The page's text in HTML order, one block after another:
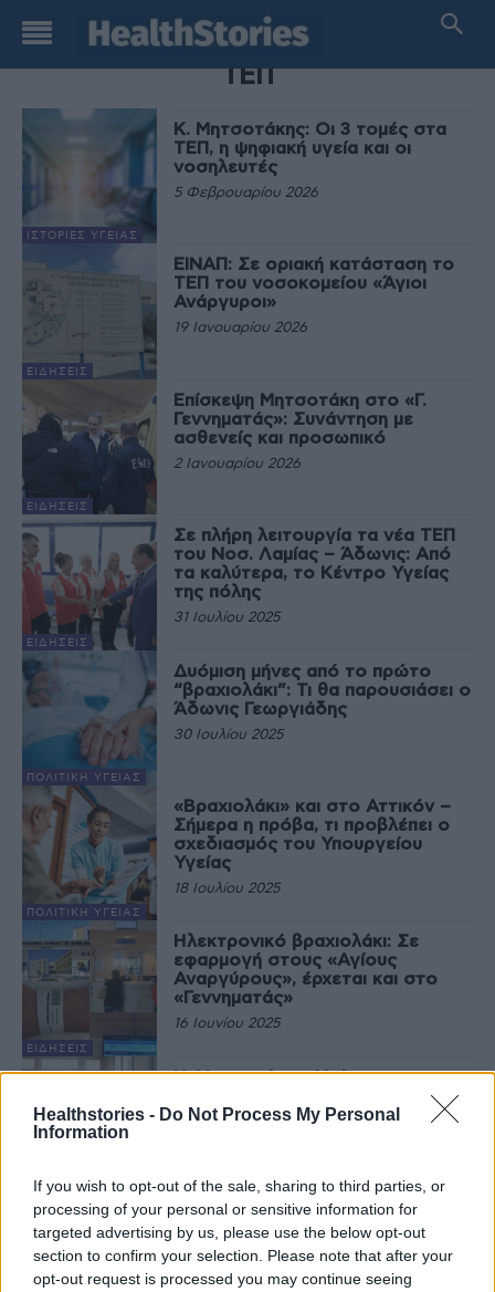
Healthstories - Do Not Process My Personal
Information
If you wish to opt-out of the sale, sharing to third parties, or
processing of your personal or sensitive information for
targeted advertising by us, please use the below opt-out
section to confirm your selection. Please note that after your
opt-out request is processed you may continue seeing
TAG
ΤΕΠ
ΙΣΤΟΡΊΕΣ ΥΓΕΊΑΣ
Κ. Μητσοτάκης: Οι 3 τομές στα
ΤΕΠ, η ψηφιακή υγεία και οι
νοσηλευτές
5 Φεβρουαρίου 2026
ΕΙΔΉΣΕΙΣ
ΕΙΝΑΠ: Σε οριακή κατάσταση το
ΤΕΠ του νοσοκομείου «Άγιοι
Ανάργυροι»
19 Ιανουαρίου 2026
ΕΙΔΉΣΕΙΣ
Επίσκεψη Μητσοτάκη στο «Γ.
Γεννηματάς»: Συνάντηση με
ασθενείς και προσωπικό
2 Ιανουαρίου 2026
ΕΙΔΉΣΕΙΣ
Σε πλήρη λειτουργία τα νέα ΤΕΠ
του Νοσ. Λαμίας – Άδωνις: Από
τα καλύτερα, το Κέντρο Υγείας
της πόλης
31 Ιουλίου 2025
ΠΟΛΙΤΙΚΉ ΥΓΕΊΑΣ
Δυόμιση μήνες από το πρώτο
“βραχιολάκι”: Τι θα παρουσιάσει ο
Άδωνις Γεωργιάδης
30 Ιουλίου 2025
ΠΟΛΙΤΙΚΉ ΥΓΕΊΑΣ
«Βραχιολάκι» και στο Αττικόν –
Σήμερα η πρόβα, τι προβλέπει ο
σχεδιασμός του Υπουργείου
Υγείας
18 Ιουλίου 2025
ΕΙΔΉΣΕΙΣ
Ηλεκτρονικό βραχιολάκι: Σε
εφαρμογή στους «Αγίους
Αναργύρους», έρχεται και στο
«Γεννηματάς»
16 Ιουνίου 2025
ΕΙΔΉΣΕΙΣ
Κ. Μητσοτάκης: Υπό
παρακολούθηση το Υπ. Υγείας, οι
δύο οδηγίες
Ευαγγελισμός – ΤΕΠ : Ξεκίνησε η
ηλεκτρονική ιχνηλάτηση ασθενών
– Αναλυτικά η διαδικασία
15 Μαΐου 2025